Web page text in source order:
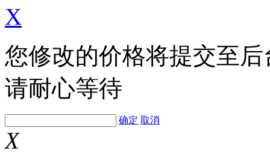
X
您修改的价格将提交至
请耐心等待
确定 取消
X